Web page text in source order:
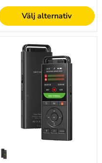
Välj alternativ
röstinspelare
röstaktiverad
föreläsningar,
intervjuer